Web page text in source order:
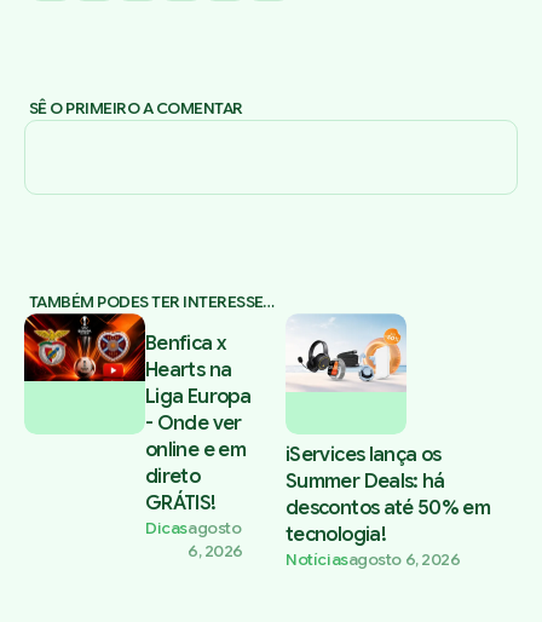
SÊ O PRIMEIRO A COMENTAR
TAMBÉM PODES TER INTERESSE…
Benfica x
Hearts na
Liga Europa
- Onde ver
online e em
direto
GRÁTIS!
Dicasagosto
6, 2026
iServices lança os
Summer Deals: há
descontos até 50% em
tecnologia!
Notíciasagosto 6, 2026